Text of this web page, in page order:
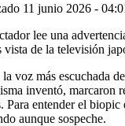
11 junio 2026 -
lee una
de la televisión
voz más escuchada
inventó,
Para entender el
aunque sospeche.